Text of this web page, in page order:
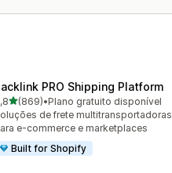
PRO Shipping Platform
de 5 estrelas
(869)
avaliações ao todo
•Plano gratuito disponível
de frete multitransportadoras
e-commerce e marketplaces
Built for Shopify